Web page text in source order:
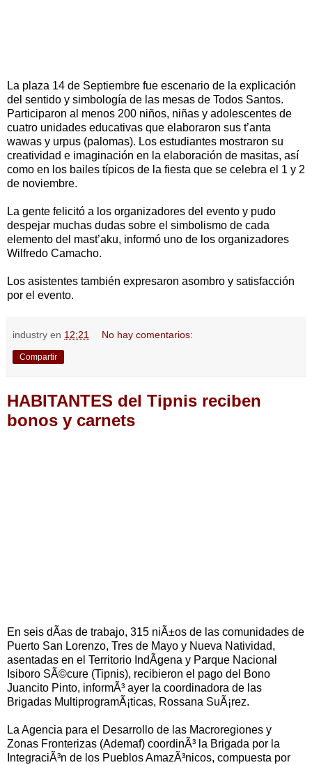
La plaza 14 de Septiembre fue escenario de la explicación
del sentido y simbología de las mesas de Todos Santos.
Participaron al menos 200 niños, niñas y adolescentes de
cuatro unidades educativas que elaboraron sus t’anta
wawas y urpus (palomas). Los estudiantes mostraron su
creatividad e imaginación en la elaboración de masitas, así
como en los bailes típicos de la fiesta que se celebra el 1 y 2
de noviembre.
La gente felicitó a los organizadores del evento y pudo
despejar muchas dudas sobre el simbolismo de cada
elemento del mast’aku, informó uno de los organizadores
Wilfredo Camacho.
Los asistentes también expresaron asombro y satisfacción
por el evento.
industry en 12:21 No hay comentarios:
Compartir
HABITANTES del Tipnis reciben
bonos y carnets
En seis dÃ­as de trabajo, 315 niÃ±os de las comunidades de
Puerto San Lorenzo, Tres de Mayo y Nueva Natividad,
asentadas en el Territorio IndÃ­gena y Parque Nacional
Isiboro SÃ©cure (Tipnis), recibieron el pago del Bono
Juancito Pinto, informÃ³ ayer la coordinadora de las
Brigadas MultiprogramÃ¡ticas, Rossana SuÃ¡rez.
La Agencia para el Desarrollo de las Macroregiones y
Zonas Fronterizas (Ademaf) coordinÃ³ la Brigada por la
IntegraciÃ³n de los Pueblos AmazÃ³nicos, compuesta por